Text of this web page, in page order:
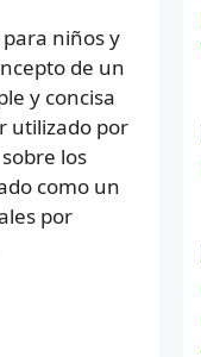
niños y
de un
y concisa
utilizado por
los
como un
por